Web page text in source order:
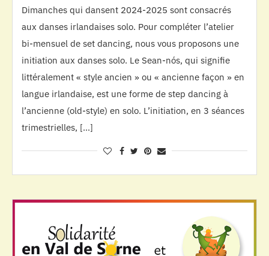
Dimanches qui dansent 2024-2025 sont consacrés
aux danses irlandaises solo. Pour compléter l’atelier
bi-mensuel de set dancing, nous vous proposons une
initiation aux danses solo. Le Sean-nós, qui signifie
littéralement « style ancien » ou « ancienne façon » en
langue irlandaise, est une forme de step dancing à
l’ancienne (old-style) en solo. L’initiation, en 3 séances
trimestrielles, […]